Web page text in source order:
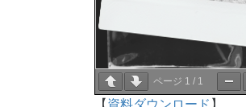
ページ 1 / 1